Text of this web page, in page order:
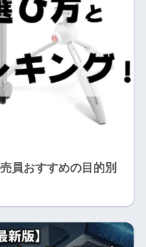
員おすすめの目的別